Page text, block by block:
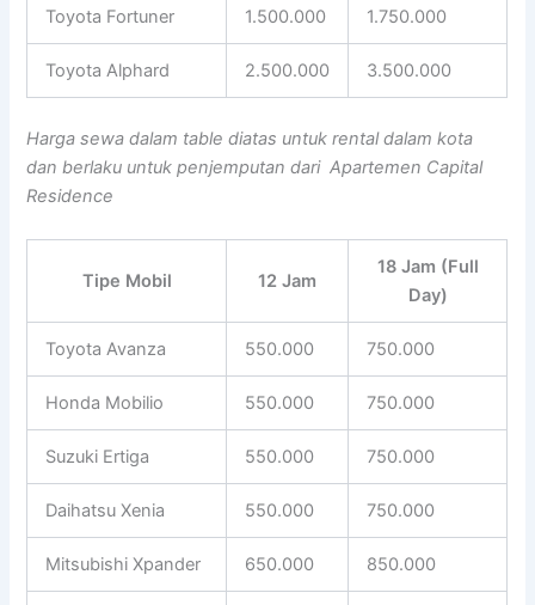
Toyota Fortuner 1.500.000 1.750.000
Toyota Alphard 2.500.000 3.500.000
Harga sewa dalam table diatas untuk rental dalam kota
dan berlaku untuk penjemputan dari Apartemen Capital
Residence
Tipe Mobil 12 Jam
18 Jam (Full
Day)
Toyota Avanza 550.000 750.000
Honda Mobilio 550.000 750.000
Suzuki Ertiga 550.000 750.000
Daihatsu Xenia 550.000 750.000
Mitsubishi Xpander 650.000 850.000